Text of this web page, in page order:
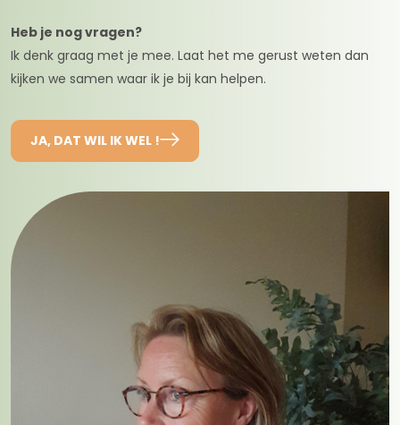
Heb je nog vragen?
Ik denk graag met je mee. Laat het me gerust weten dan
kijken we samen waar ik je bij kan helpen.
JA, DAT WIL IK WEL !